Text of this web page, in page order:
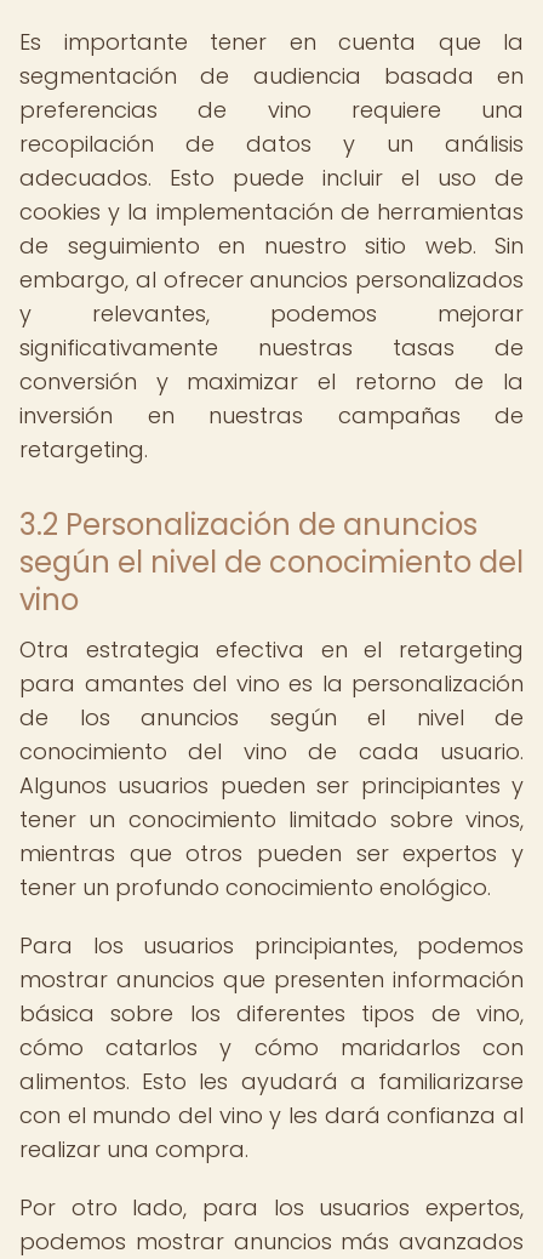
Es importante tener en cuenta que la
segmentación de audiencia basada en
preferencias de vino requiere una
recopilación de datos y un análisis
adecuados. Esto puede incluir el uso de
cookies y la implementación de herramientas
de seguimiento en nuestro sitio web. Sin
embargo, al ofrecer anuncios personalizados
y relevantes, podemos mejorar
significativamente nuestras tasas de
conversión y maximizar el retorno de la
inversión en nuestras campañas de
retargeting.
3.2 Personalización de anuncios
según el nivel de conocimiento del
vino
Otra estrategia efectiva en el retargeting
para amantes del vino es la personalización
de los anuncios según el nivel de
conocimiento del vino de cada usuario.
Algunos usuarios pueden ser principiantes y
tener un conocimiento limitado sobre vinos,
mientras que otros pueden ser expertos y
tener un profundo conocimiento enológico.
Para los usuarios principiantes, podemos
mostrar anuncios que presenten información
básica sobre los diferentes tipos de vino,
cómo catarlos y cómo maridarlos con
alimentos. Esto les ayudará a familiarizarse
con el mundo del vino y les dará confianza al
realizar una compra.
Por otro lado, para los usuarios expertos,
podemos mostrar anuncios más avanzados